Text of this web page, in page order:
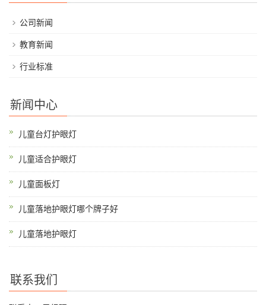
公司新闻
教育新闻
行业标准
新闻中心
儿童台灯护眼灯
儿童适合护眼灯
儿童面板灯
儿童落地护眼灯哪个牌子好
儿童落地护眼灯
联系我们